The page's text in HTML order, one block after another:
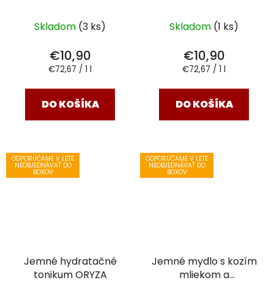
Skladom (3 ks)
€10,90
Jednotková
€72,67 / 1 l
DO KOŠÍKA
Skladom (1 ks)
€10,90
Jednotková
€72,67 / 1 l
DO KOŠÍKA
ODPORÚČAME V LETE
NEOBJEDNÁVAŤ DO
BOXOV
Jemné hydratačné
tonikum ORYZA
ODPORÚČAME V LETE
NEOBJEDNÁVAŤ DO
BOXOV
Jemné mydlo s kozím
mliekom a